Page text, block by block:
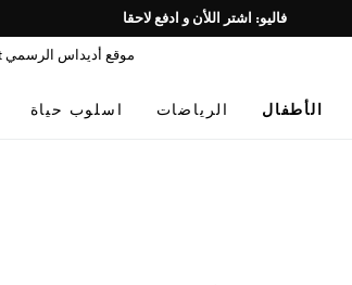
Pause
promotion
موقع أديداس الرسمي Egypt
الأطفال الرياضات اسلوب حياة